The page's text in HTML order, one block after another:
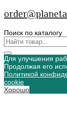
Поиск по каталогу
Для улучшения
Продолжая его
Политикой
cookie
Хорошо